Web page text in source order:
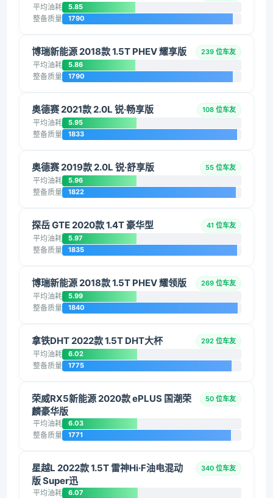
平均油耗 5.85
整备质量 1790
博瑞新能源 2018款 1.5T PHEV 耀享版 239 位车友
平均油耗 5.86
整备质量 1790
奥德赛 2021款 2.0L 锐·畅享版 108 位车友
平均油耗 5.95
整备质量 1833
奥德赛 2019款 2.0L 锐·舒享版 55 位车友
平均油耗 5.96
整备质量 1822
探岳 GTE 2020款 1.4T 豪华型 41 位车友
平均油耗 5.97
整备质量 1835
博瑞新能源 2018款 1.5T PHEV 耀领版 269 位车友
平均油耗 5.99
整备质量 1840
拿铁DHT 2022款 1.5T DHT大杯 292 位车友
平均油耗 6.02
整备质量 1775
荣威RX5新能源 2020款 ePLUS 国潮荣
麟豪华版
50 位车友
平均油耗 6.03
整备质量 1771
星越L 2022款 1.5T 雷神Hi·F油电混动
版 Super迅
340 位车友
平均油耗 6.07